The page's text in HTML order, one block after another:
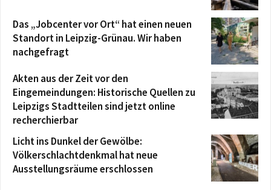
Das „Jobcenter vor Ort“ hat einen neuen
Standort in Leipzig-Grünau. Wir haben
nachgefragt
Akten aus der Zeit vor den
Eingemeindungen: Historische Quellen zu
Leipzigs Stadtteilen sind jetzt online
recherchierbar
Licht ins Dunkel der Gewölbe:
Völkerschlachtdenkmal hat neue
Ausstellungsräume erschlossen